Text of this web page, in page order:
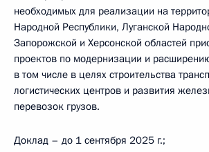
необходимых для реализации на
Народной Республики, Луганской
Запорожской и Херсонской областей
проектов по модернизации и
в том числе в целях строительства
логистических центров и развития
перевозок грузов.
Доклад – до 1 сентября 2025 г.;